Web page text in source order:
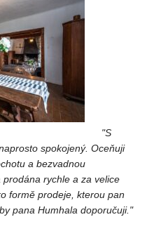
"S
spokojený. Oceňuji
a bezvadnou
rychle a za velice
formě prodeje, kterou pan
pana Humhala doporučuji."